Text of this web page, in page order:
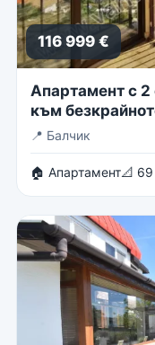
116 999 €
Апартамент с 2
към
📍 Балчик
🏠 Апартамент📐